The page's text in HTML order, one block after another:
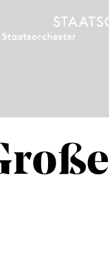
Staatsorchester